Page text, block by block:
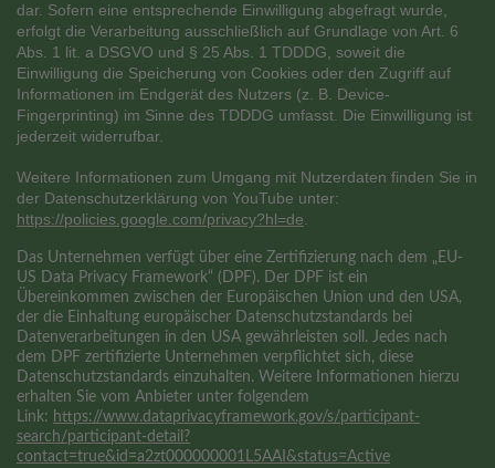
dar. Sofern eine entsprechende Einwilligung abgefragt wurde,
erfolgt die Verarbeitung ausschließlich auf Grundlage von Art. 6
Abs. 1 lit. a DSGVO und § 25 Abs. 1 TDDDG, soweit die
Einwilligung die Speicherung von Cookies oder den Zugriff auf
Informationen im Endgerät des Nutzers (z. B. Device-
Fingerprinting) im Sinne des TDDDG umfasst. Die Einwilligung ist
jederzeit widerrufbar.
Weitere Informationen zum Umgang mit Nutzerdaten finden Sie in
der Datenschutzerklärung von YouTube unter:
https://policies.google.com/privacy?hl=de
Das Unternehmen verfügt über eine Zertifizierung nach dem „EU-
US Data Privacy Framework“ (DPF). Der DPF ist ein
Übereinkommen zwischen der Europäischen Union und den USA,
der die Einhaltung europäischer Datenschutzstandards bei
Datenverarbeitungen in den USA gewährleisten soll. Jedes nach
dem DPF zertifizierte Unternehmen verpflichtet sich, diese
Datenschutzstandards einzuhalten. Weitere Informationen hierzu
erhalten Sie vom Anbieter unter folgendem
Link: https://www.dataprivacyframework.gov/s/participant-
search/participant-detail?
contact=true&id=a2zt000000001L5AAI&status=Active